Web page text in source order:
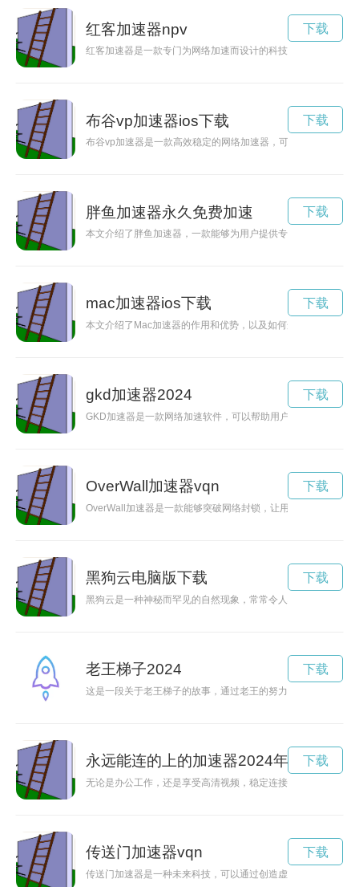
红客加速器npv
红客加速器是一款专门为网络加速而设计的科技产品，能够提
下载
布谷vp加速器ios下载
布谷vp加速器是一款高效稳定的网络加速器，可以提升网络速
下载
胖鱼加速器永久免费加速
本文介绍了胖鱼加速器，一款能够为用户提供专享网络体验的
下载
mac加速器ios下载
本文介绍了Mac加速器的作用和优势，以及如何选择和使用
下载
gkd加速器2024
GKD加速器是一款网络加速软件，可以帮助用户优化网络连接
下载
OverWall加速器vqn
OverWall加速器是一款能够突破网络封锁，让用户畅享自由网
下载
黑狗云电脑版下载
黑狗云是一种神秘而罕见的自然现象，常常令人心生敬畏，让
下载
老王梯子2024
这是一段关于老王梯子的故事，通过老王的努力和坚持，让我们
下载
永远能连的上的加速器2024年
无论是办公工作，还是享受高清视频，稳定连接和高速网络是
下载
传送门加速器vqn
传送门加速器是一种未来科技，可以通过创造虚拟空间中的传
下载